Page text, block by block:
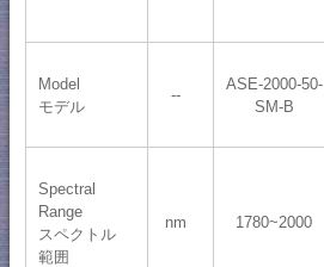
Model
モデル
--
ASE-2000-50-
SM-B
Spectral
Range
スペクトル
範囲
nm 1780~2000